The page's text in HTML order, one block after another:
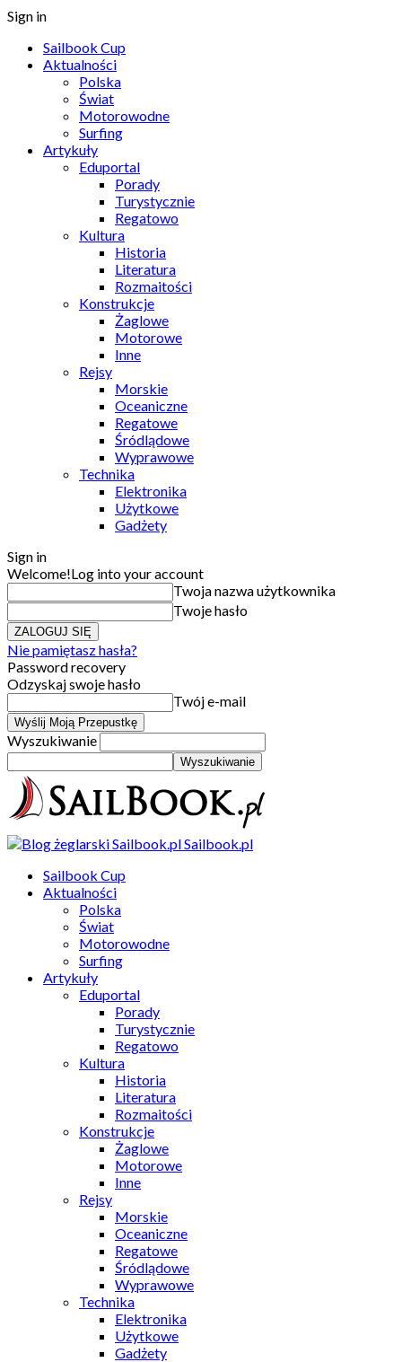
Sign in
Sailbook Cup
Aktualności
Polska
Świat
Motorowodne
Surfing
Artykuły
Eduportal
Porady
Turystycznie
Regatowo
Kultura
Historia
Literatura
Rozmaitości
Konstrukcje
Żaglowe
Motorowe
Inne
Rejsy
Morskie
Oceaniczne
Regatowe
Śródlądowe
Wyprawowe
Technika
Elektronika
Użytkowe
Gadżety
Sign in
Welcome!Log into your account
Twoja nazwa użytkownika
Twoje hasło
Nie pamiętasz hasła?
Password recovery
Odzyskaj swoje hasło
Twój e-mail
Wyszukiwanie
Sailbook.pl
Sailbook Cup
Aktualności
Polska
Świat
Motorowodne
Surfing
Artykuły
Eduportal
Porady
Turystycznie
Regatowo
Kultura
Historia
Literatura
Rozmaitości
Konstrukcje
Żaglowe
Motorowe
Inne
Rejsy
Morskie
Oceaniczne
Regatowe
Śródlądowe
Wyprawowe
Technika
Elektronika
Użytkowe
Gadżety